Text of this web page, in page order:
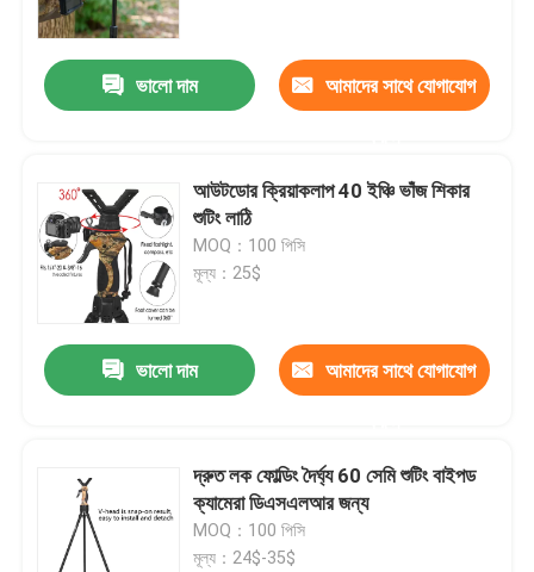
ভালো দাম আমাদের সাথে যোগাযোগ
আউটডোর ক্রিয়াকলাপ 40 ইঞ্চি ভাঁজ শিকার
শুটিং লাঠি
MOQ：100 পিসি
মূল্য：25$
ভালো দাম আমাদের সাথে যোগাযোগ
দ্রুত লক ফোল্ডিং দৈর্ঘ্য 60 সেমি শুটিং বাইপড
ক্যামেরা ডিএসএলআর জন্য
MOQ：100 পিসি
মূল্য：24$-35$